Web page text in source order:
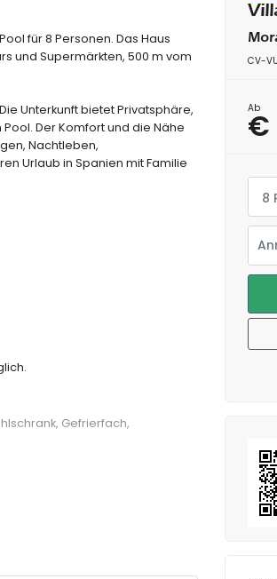
für 8 Personen. Das Haus
und Supermärkten, 500 m vom
Unterkunft bietet Privatsphäre,
Der Komfort und die Nähe
Nachtleben,
Urlaub in Spanien mit Familie
Gefrierfach,
CV-
Ab
€
8